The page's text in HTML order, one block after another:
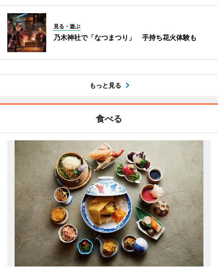
見る・遊ぶ
乃木神社で「なつまつり」 手持ち花火体験も
もっと見る
食べる